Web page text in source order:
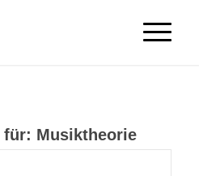
für: Musiktheorie